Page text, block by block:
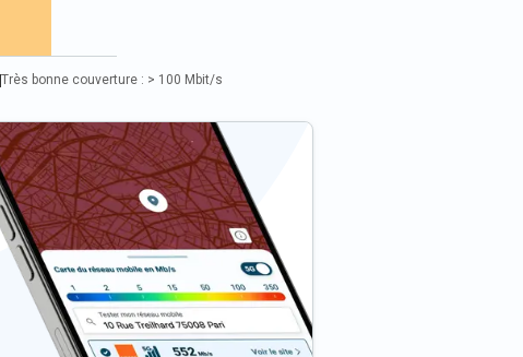
Très bonne couverture : > 100 Mbit/s